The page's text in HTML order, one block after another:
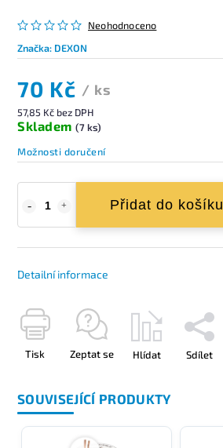
Neohodnoceno
Značka: DEXON
70 Kč / ks
57,85 Kč bez DPH
Skladem (7 ks)
Možnosti doručení
Přidat do košíku
Detailní informace
Tisk Zeptat se Hlídat Sdílet
SOUVISEJÍCÍ PRODUKTY